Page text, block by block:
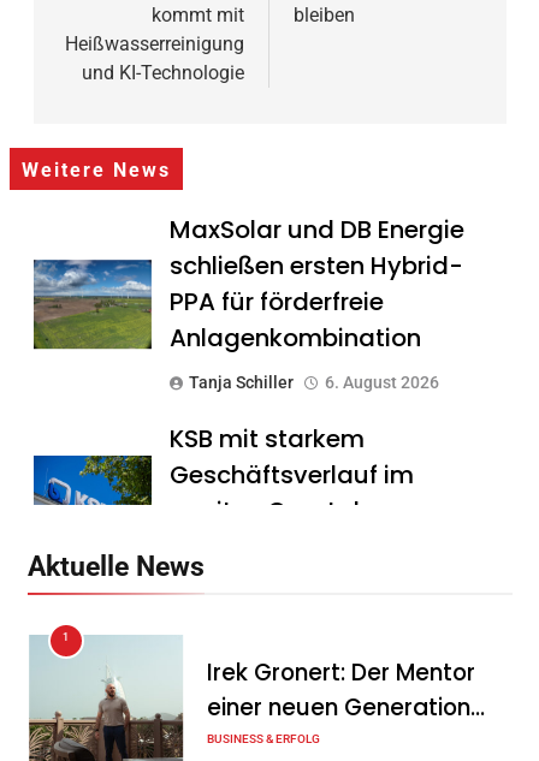
kommt mit
Heißwasserreinigung
und KI-Technologie
bleiben
Weitere News
MaxSolar und DB Energie
schließen ersten Hybrid-
PPA für förderfreie
Anlagenkombination
Tanja Schiller 6. August 2026
KSB mit starkem
Geschäftsverlauf im
zweiten Quartal
zum wichtigsten Baustein
der Energiewende werden
Aktuelle News
1
Irek Gronert: Der Mentor
einer neuen Generation
von Unternehmern
BUSINESS & ERFOLG